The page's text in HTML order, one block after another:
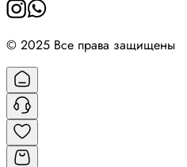
© 2025 Все права защищены